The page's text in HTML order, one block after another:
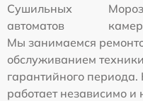
Сушильных
автоматов
камер
Мы занимаемся
обслуживанием
гарантийного
работает независимо